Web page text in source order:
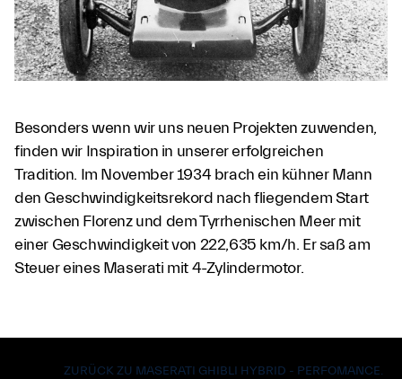
Besonders wenn wir uns neuen Projekten zuwenden,
finden wir Inspiration in unserer erfolgreichen
Tradition. Im November 1934 brach ein kühner Mann
den Geschwindigkeitsrekord nach fliegendem Start
zwischen Florenz und dem Tyrrhenischen Meer mit
einer Geschwindigkeit von 222,635 km/h. Er saß am
Steuer eines Maserati mit 4-Zylindermotor.
ZURÜCK ZU MASERATI GHIBLI HYBRID - PERFOMANCE.